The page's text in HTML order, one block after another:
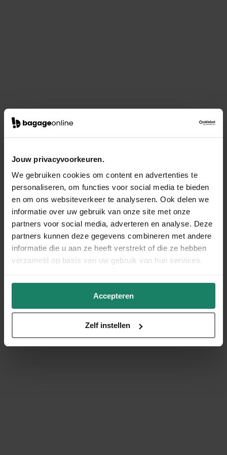
Jouw privacyvoorkeuren.
We gebruiken cookies om content en advertenties te
personaliseren, om functies voor social media te bieden
en om ons websiteverkeer te analyseren. Ook delen we
informatie over uw gebruik van onze site met onze
partners voor social media, adverteren en analyse. Deze
partners kunnen deze gegevens combineren met andere
informatie die u aan ze heeft verstrekt of die ze hebben
verzameld op basis van uw gebruik van hun services.
Accepteren
Zelf instellen